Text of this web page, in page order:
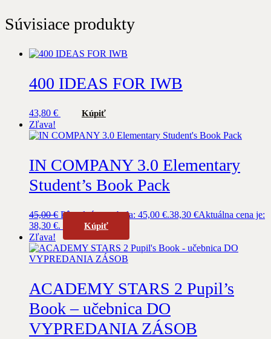
Súvisiace produkty
400 IDEAS FOR IWB
43,80 € Kúpiť
Zľava!
IN COMPANY 3.0 Elementary
Student’s Book Pack
45,00€ Pôvodná cena bola: 45,00 €.38,30 €Aktuálna cena je:
38,30 €.
Kúpiť
Zľava!
ACADEMY STARS 2 Pupil’s
Book – učebnica DO
VYPREDANIA ZÁSOB